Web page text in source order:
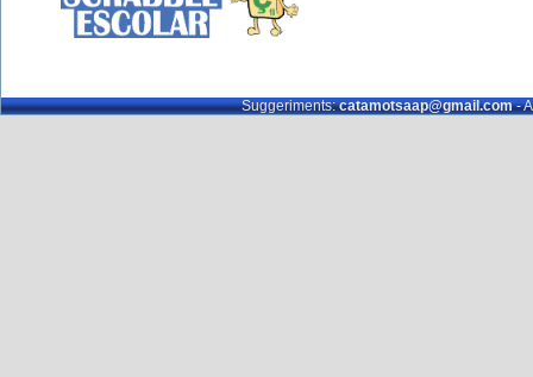
Suggeriments:catamotsaap@gmail.com-